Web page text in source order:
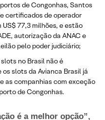
de Congonhas, Santos
certificados de operador
77,3 milhões, e estão
autorização da ANAC e
pelo poder judiciário;
no Brasil não é
slots da Avianca Brasil já
as companhias com exceção
de Congonhas.
é a melhor opção”,